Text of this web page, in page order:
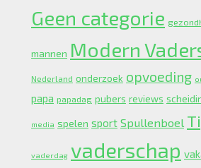
Geen categorie
mannen Modern
Nederland onderzoek opvoeding
papa papadag pubers reviews
media spelen sport Spullenboel
vaderdag vaderschap